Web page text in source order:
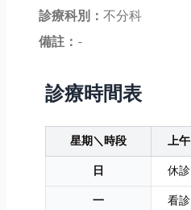
診療科別： 不分科
備註： -
診療時間表
星期＼時段 上午
日
休診
一
看診